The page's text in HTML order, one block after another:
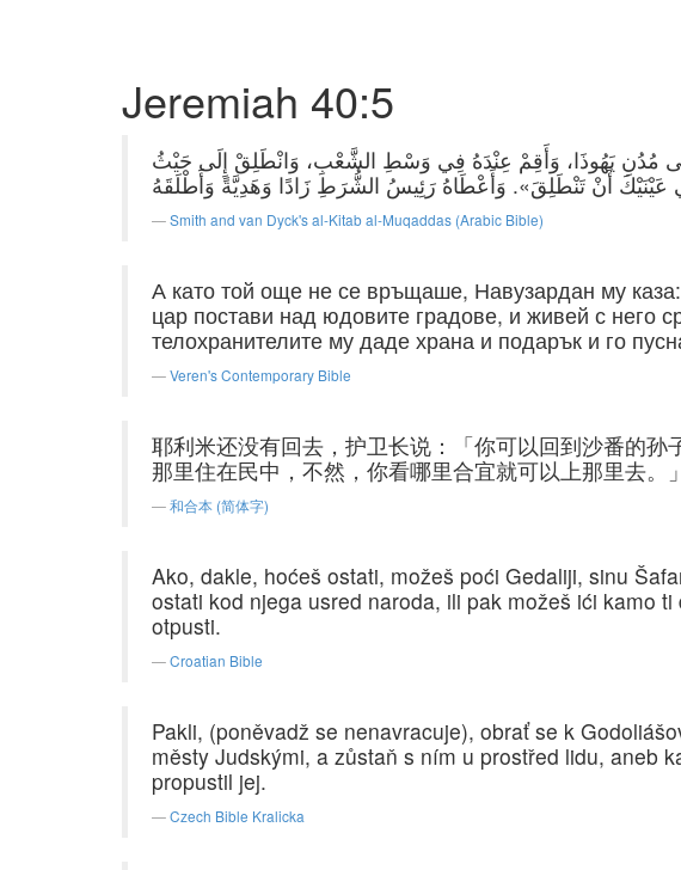
Jeremiah 40:5
مُدُنِ يَهُوذَا، وَأَقِمْ عِنْدَهُ فِي وَسْطِ الشَّعْبِ، وَانْطَلِقْ إِلَى حَيْثُ
Smith and van Dyck's al-Kitab al-Muqaddas (Arabic Bible)
А като той още не се връщаше, Навузардан му
цар постави над юдовите градове, и живей с него
телохранителите му даде храна и подарък и го
Veren's Contemporary Bible
耶利米还没有回去，护卫长说：「你可以回到沙番的
那里住在民中，不然，你看哪里合宜就可以上那里去。
和合本 (简体字)
Ako, dakle, hoćeš ostati, možeš poći Gedaliji, sinu
ostati kod njega usred naroda, ili pak možeš ići kamo
otpusti.
Croatian Bible
Pakli, (poněvadž se nenavracuje), obrať se k
městy Judskými, a zůstaň s ním u prostřed lidu, aneb
propustil jej.
Czech Bible Kralicka